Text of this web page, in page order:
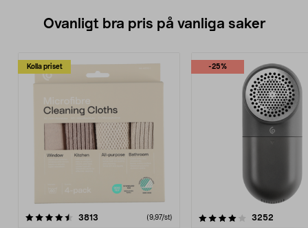
Ovanligt bra pris på vanliga saker
Kolla priset
3813 (9,97/st)
-25%
4.0av 5 stjärnor 3252
4.5av 5 stjärnor